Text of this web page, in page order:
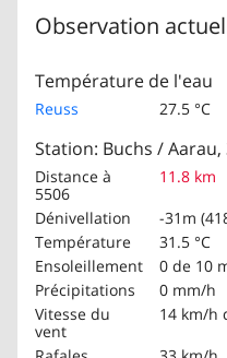
Observation
Température de l'eau
Reuss 27.5 °C
Station: Buchs /
Distance à
5506
11.8 km
Dénivellation
-31m
Température
31.5 °C
Ensoleillement
0 de 10
Précipitations
0 mm/h
Vitesse du
vent
14 km/h